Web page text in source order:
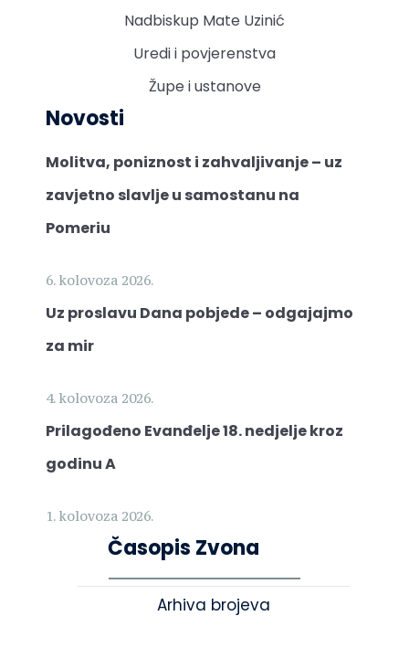
Nadbiskup Mate Uzinić
Uredi i povjerenstva
Župe i ustanove
Novosti
Molitva, poniznost i zahvaljivanje – uz
zavjetno slavlje u samostanu na
Pomeriu
6. kolovoza 2026.
Uz proslavu Dana pobjede – odgajajmo
za mir
4. kolovoza 2026.
Prilagođeno Evanđelje 18. nedjelje kroz
godinu A
1. kolovoza 2026.
Časopis Zvona
Arhiva brojeva